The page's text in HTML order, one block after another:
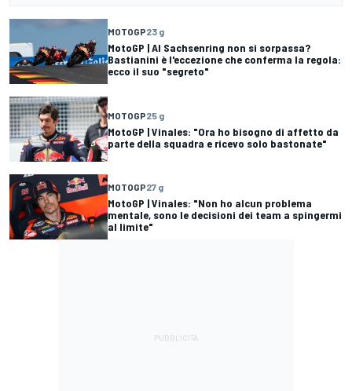
MOTOGP23 g
MotoGP | Al Sachsenring non si sorpassa?
Bastianini è l'eccezione che conferma la regola:
ecco il suo "segreto"
MOTOGP25 g
MotoGP | Vinales: "Ora ho bisogno di affetto da
parte della squadra e ricevo solo bastonate"
MOTOGP27 g
MotoGP | Vinales: "Non ho alcun problema
mentale, sono le decisioni dei team a spingermi
al limite"